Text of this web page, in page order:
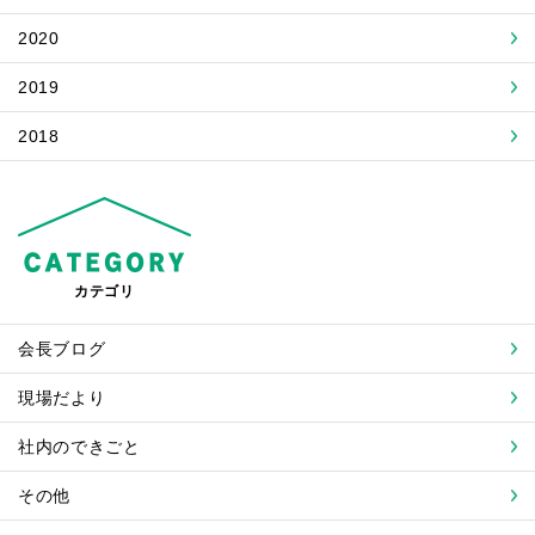
2020
2019
2018
カテゴリ
会長ブログ
現場だより
社内のできごと
その他